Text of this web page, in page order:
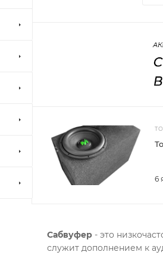
6
Сабвуфер - это
служит дополнением к